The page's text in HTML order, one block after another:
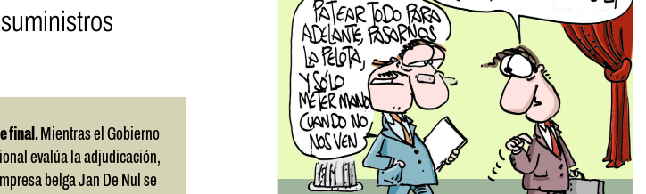
final. Mientras el Gobierno
evalúa la adjudicación,
belga Jan De Nul se